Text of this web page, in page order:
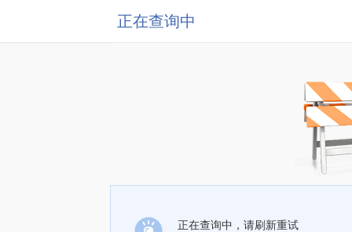
正在查询中
正在查询中，请刷新重试